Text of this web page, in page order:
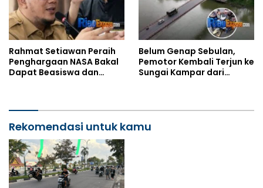
Rahmat Setiawan Peraih
Penghargaan NASA Bakal
Dapat Beasiswa dan
Belum Genap Sebulan,
Pemotor Kembali Terjun ke
Sungai Kampar dari
Rekomendasi untuk kamu